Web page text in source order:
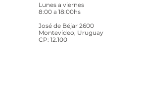
Lunes a viernes
8:00 a 18:00hs
José de Béjar 2600
Montevideo, Uruguay
CP: 12.100